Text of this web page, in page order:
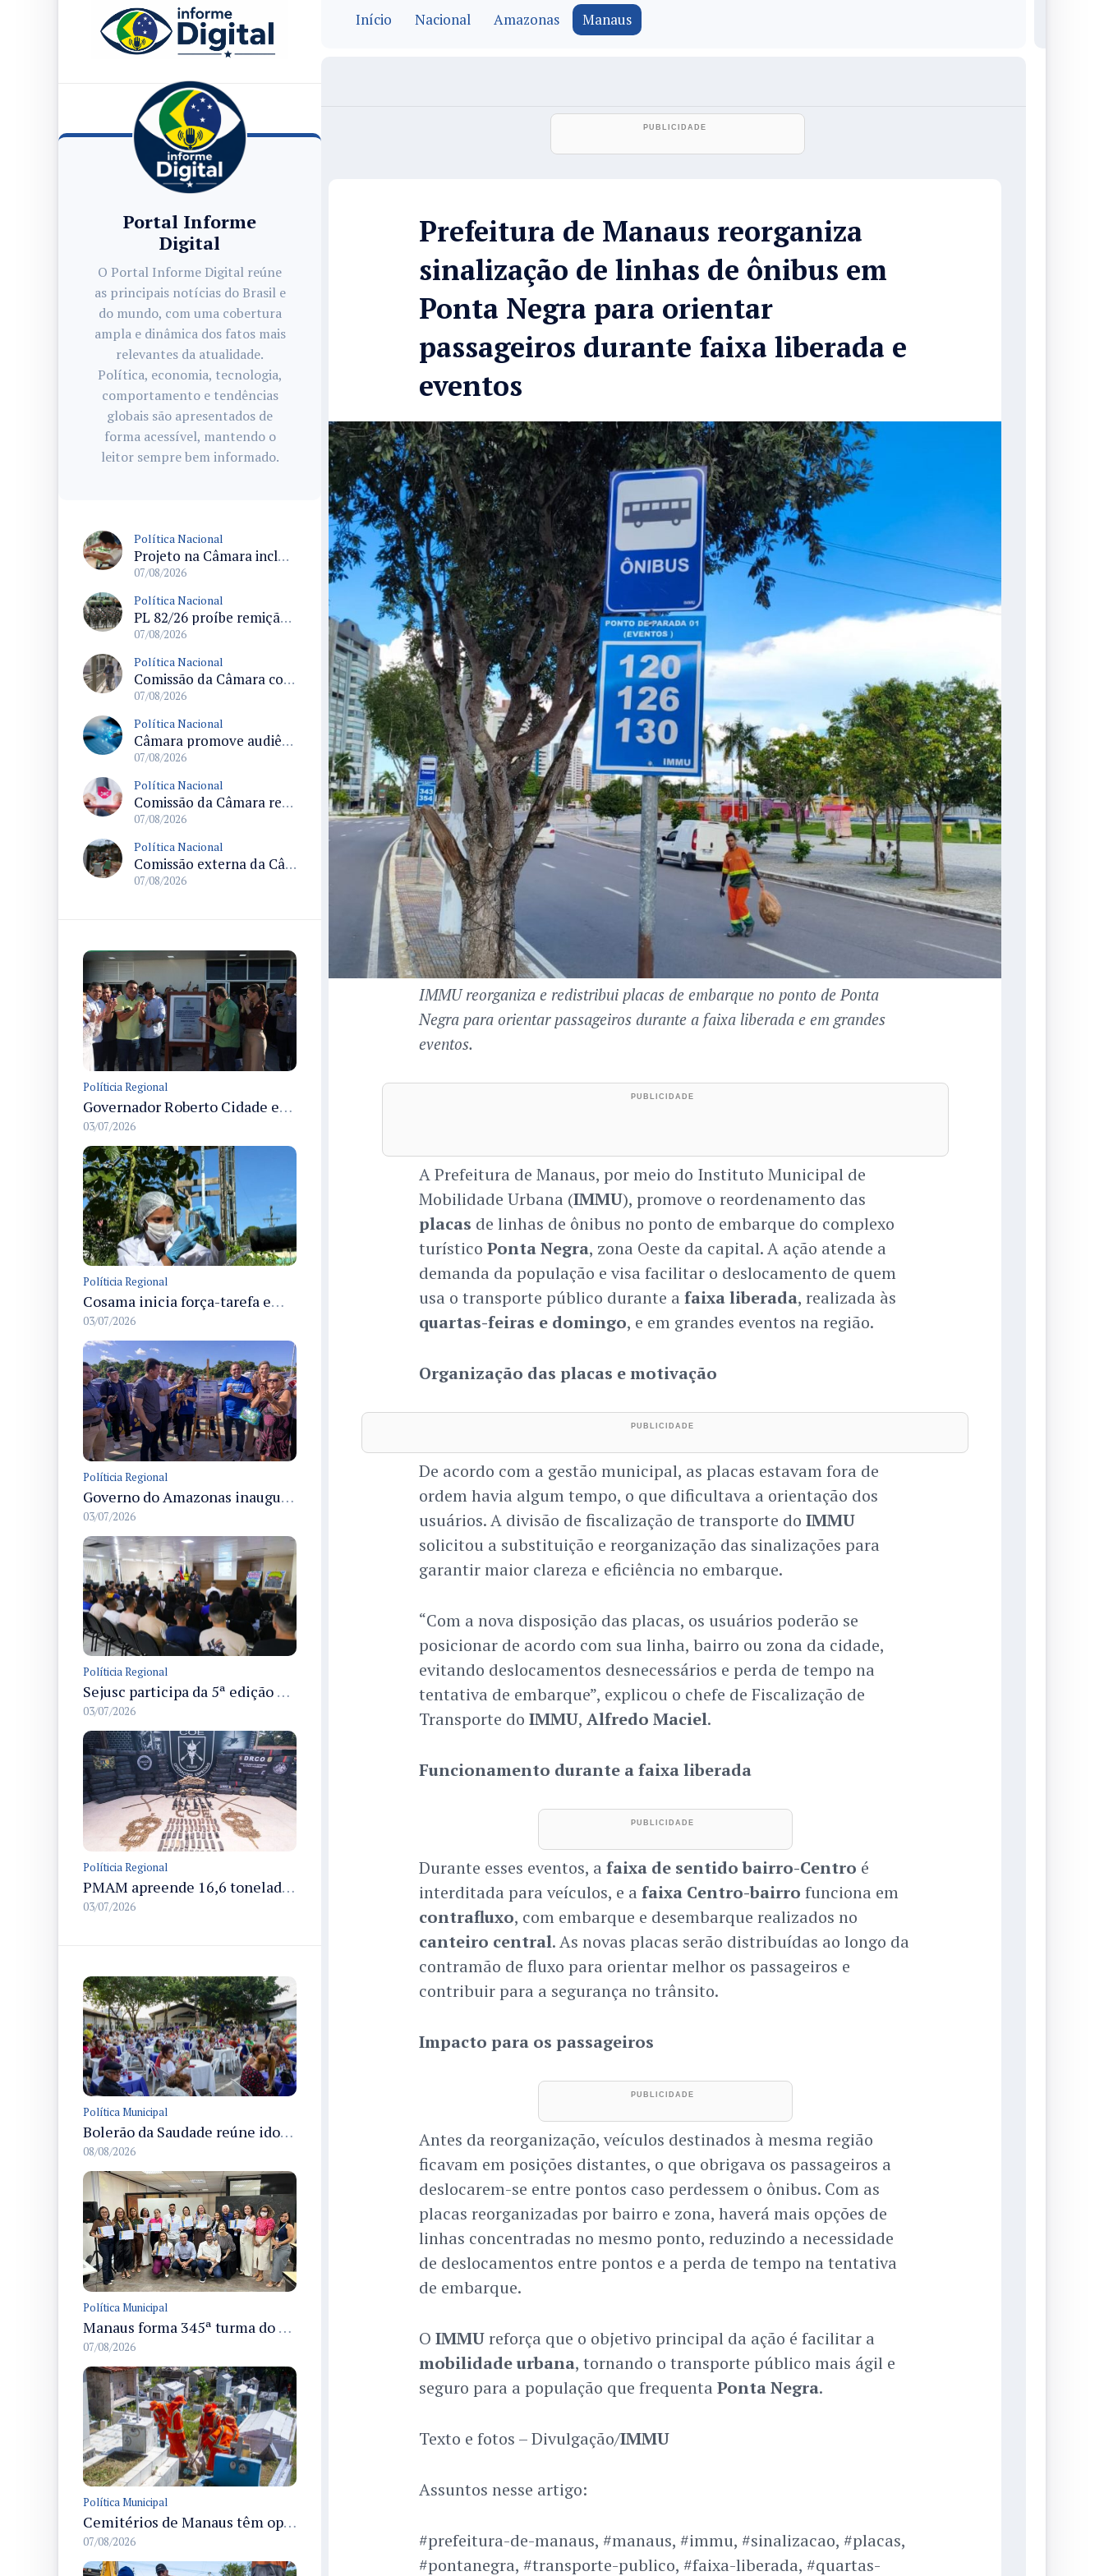
Portal Informe
Digital
O Portal Informe Digital reúne
as principais notícias do Brasil e
do mundo, com uma cobertura
ampla e dinâmica dos fatos mais
relevantes da atualidade.
Política, economia, tecnologia,
comportamento e tendências
globais são apresentados de
forma acessível, mantendo o
leitor sempre bem informado.
Política Nacional
Projeto na Câmara inclui estudantes com deficiência no regime escolar especial da LDB e estabelece critérios para frequência
07/08/2026
Política Nacional
PL 82/26 proíbe remição de pena por trabalho em funções militares para condenados por crimes contra o Estado Democrático de Direito
07/08/2026
Política Nacional
Comissão da Câmara convoca audiência para discutir misoginia nas escolas e universidades após divulgação de listas misóginas
07/08/2026
Política Nacional
Câmara promove audiência sobre Marco de Fomento à Economia Digital e impactos da inteligência artificial
07/08/2026
Política Nacional
Comissão da Câmara realiza audiência sobre apostas online para medir o tamanho do mercado ilegal
07/08/2026
Política Nacional
Comissão externa da Câmara convoca audiência pública sobre chuvas na Zona da Mata de Minas Gerais e impactos em Juiz de Fora
07/08/2026
Políticia Regional
Governador Roberto Cidade entrega readequação do ambulatório da FCecon e amplia capacidade de atendimento oncológico em Manaus
03/07/2026
Políticia Regional
Cosama inicia força-tarefa em Anamã para fortalecer abastecimento de água e segurança hídrica da população
03/07/2026
Políticia Regional
Governo do Amazonas inaugura primeiro Castramóvel Fluvial para atendimento veterinário às comunidades ribeirinhas e castração gratuita
03/07/2026
Políticia Regional
Sejusc participa da 5ª edição do Caminhos Literários com foco na cultura hip-hop nas unidades socioeducativas
03/07/2026
Políticia Regional
PMAM apreende 16,6 toneladas de entorpecentes e registra aumento nas prisões em flagrante e nas capturas de foragidos no primeiro semestre de 2026
03/07/2026
Política Municipal
Bolerão da Saudade reúne idosos em Dia dos Pais promovido pela Fundação Dr. Thomas em Manaus
08/08/2026
Política Municipal
Manaus forma 345ª turma do Empretec e amplia qualificação de empreendedores na cidade
07/08/2026
Política Municipal
Cemitérios de Manaus têm operação concluída e estrutura pronta para receber famílias no Dia dos Pais
07/08/2026
Início Nacional Amazonas Manaus
Prefeitura de Manaus reorganiza
sinalização de linhas de ônibus em
Ponta Negra para orientar
passageiros durante faixa liberada e
eventos
IMMU reorganiza e redistribui placas de embarque no ponto de Ponta
Negra para orientar passageiros durante a faixa liberada e em grandes
eventos.
A Prefeitura de Manaus, por meio do Instituto Municipal de
Mobilidade Urbana (IMMU), promove o reordenamento das
placas de linhas de ônibus no ponto de embarque do complexo
turístico Ponta Negra, zona Oeste da capital. A ação atende a
demanda da população e visa facilitar o deslocamento de quem
usa o transporte público durante a faixa liberada, realizada às
quartas-feiras e domingo, e em grandes eventos na região.
Organização das placas e motivação
De acordo com a gestão municipal, as placas estavam fora de
ordem havia algum tempo, o que dificultava a orientação dos
usuários. A divisão de fiscalização de transporte do IMMU
solicitou a substituição e reorganização das sinalizações para
garantir maior clareza e eficiência no embarque.
“Com a nova disposição das placas, os usuários poderão se
posicionar de acordo com sua linha, bairro ou zona da cidade,
evitando deslocamentos desnecessários e perda de tempo na
tentativa de embarque”, explicou o chefe de Fiscalização de
Transporte do IMMU, Alfredo Maciel.
Funcionamento durante a faixa liberada
Durante esses eventos, a faixa de sentido bairro-Centro é
interditada para veículos, e a faixa Centro-bairro funciona em
contrafluxo, com embarque e desembarque realizados no
canteiro central. As novas placas serão distribuídas ao longo da
contramão de fluxo para orientar melhor os passageiros e
contribuir para a segurança no trânsito.
Impacto para os passageiros
Antes da reorganização, veículos destinados à mesma região
ficavam em posições distantes, o que obrigava os passageiros a
deslocarem-se entre pontos caso perdessem o ônibus. Com as
placas reorganizadas por bairro e zona, haverá mais opções de
linhas concentradas no mesmo ponto, reduzindo a necessidade
de deslocamentos entre pontos e a perda de tempo na tentativa
de embarque.
O IMMUreforça que o objetivo principal da ação é facilitar a
mobilidade urbana, tornando o transporte público mais ágil e
seguro para a população que frequenta Ponta Negra.
Texto e fotos – Divulgação/IMMU
Assuntos nesse artigo:
#prefeitura-de-manaus, #manaus, #immu, #sinalizacao, #placas,
#pontanegra, #transporte-publico, #faixa-liberada, #quartas-